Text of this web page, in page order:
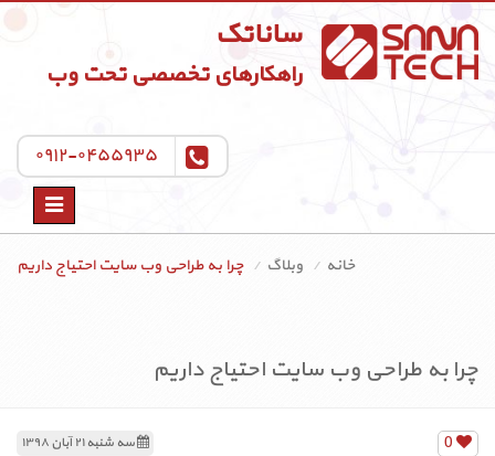
ساناتک
راهکارهای تخصصی تحت وب
۰۹۱۲-۰۴۵۵۹۳۵
Toggle
خانه
وبلاگ چرا به طراحی وب سایت احتیاج داریم
چرا به طراحی وب سایت احتیاج داریم
سه شنبه ۲۱ آبان ۱۳۹۸
0